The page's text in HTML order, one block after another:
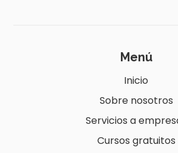
Menú
Inicio
Sobre nosotros
Servicios a
Cursos gratuitos